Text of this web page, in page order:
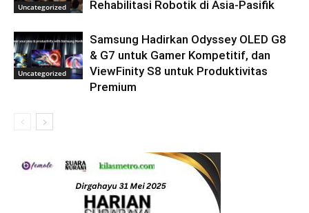
Uncategorized
Rehabilitasi Robotik di Asia-Pasifik
Uncategorized
Samsung Hadirkan Odyssey OLED G8
& G7 untuk Gamer Kompetitif, dan
ViewFinity S8 untuk Produktivitas
Premium